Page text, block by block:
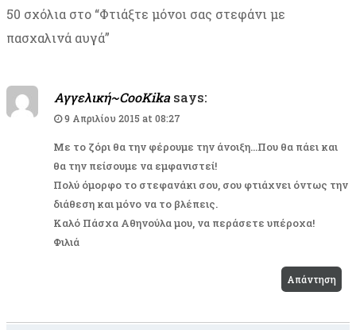
50 σχόλια στο “Φτιάξτε μόνοι σας στεφάνι με
πασχαλινά αυγά”
Αγγελική~CooKika says:
9 Απριλίου 2015 at 08:27
Με το ζόρι θα την φέρουμε την άνοιξη…Που θα πάει και
θα την πείσουμε να εμφανιστεί!
Πολύ όμορφο το στεφανάκι σου, σου φτιάχνει όντως την
διάθεση και μόνο να το βλέπεις.
Καλό Πάσχα Αθηνούλα μου, να περάσετε υπέροχα!
Φιλιά
Απάντηση